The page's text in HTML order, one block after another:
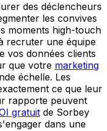
des déclencheurs
les convives
moments high-touch
recruter une équipe
vos données clients
que votre marketing
échelle. Les
ce que leur
rapporte peuvent
gratuit de Sorbey
dans une